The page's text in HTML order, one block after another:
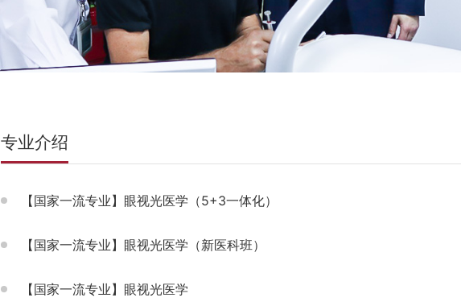
专业介绍
【国家一流专业】眼视光医学（5+3一体化）
【国家一流专业】眼视光医学（新医科班）
【国家一流专业】眼视光医学